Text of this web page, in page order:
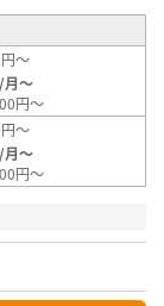
～
月～
円～
～
月～
円～